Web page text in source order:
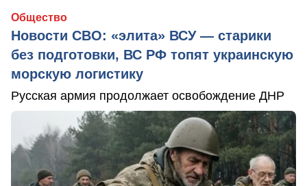
Общество
Новости СВО: «элита» ВСУ — старики
без подготовки, ВС РФ топят украинскую
морскую логистику
Русская армия продолжает освобождение ДНР